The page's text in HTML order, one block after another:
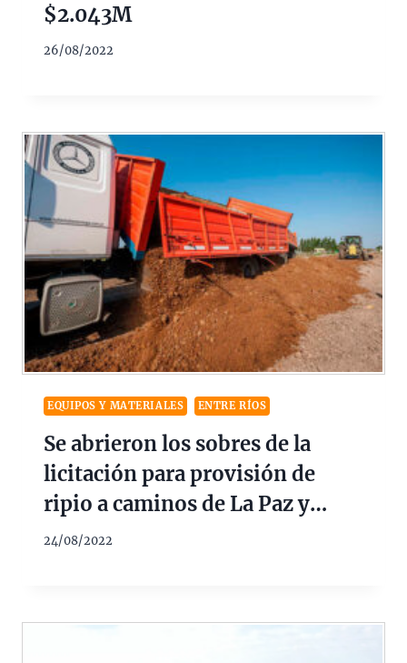
$2.043M
26/08/2022
EQUIPOS Y MATERIALES ENTRE RÍOS
Se abrieron los sobres de la
licitación para provisión de
ripio a caminos de La Paz y
Federal $32M
24/08/2022